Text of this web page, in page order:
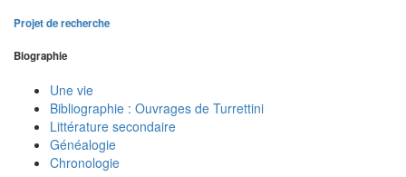
Projet de recherche
Biographie
Une vie
Bibliographie : Ouvrages de Turrettini
Littérature secondaire
Généalogie
Chronologie